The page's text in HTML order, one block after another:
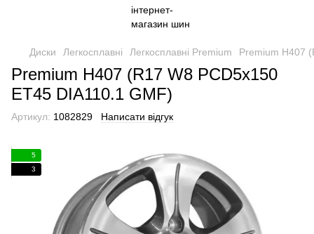
Диски Легкосплавні Легкосплавні Premium Premium H407
Premium H407 (R17 W8 PCD5x150
ET45 DIA110.1 GMF)
Артикул: 1082829 Написати відгук
5
3